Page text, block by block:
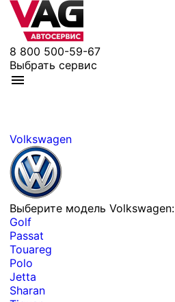
8 800 500-59-67
Выбрать сервис
Volkswagen
Выберите модель Volkswagen:
Golf
Passat
Touareg
Polo
Jetta
Sharan